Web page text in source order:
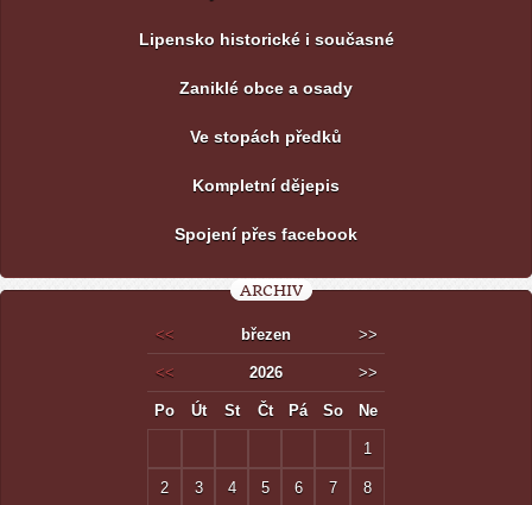
Lipensko historické i současné
Zaniklé obce a osady
Ve stopách předků
Kompletní dějepis
Spojení přes facebook
ARCHIV
<< březen >>
<< 2026 >>
Po Út St Čt Pá So Ne
1
2 3 4 5 6 7 8